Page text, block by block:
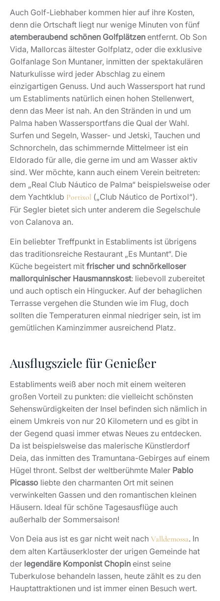
Auch Golf-Liebhaber kommen hier auf ihre Kosten,
denn die Ortschaft liegt nur wenige Minuten von fünf
atemberaubend schönen Golfplätzen entfernt. Ob Son
Vida, Mallorcas ältester Golfplatz, oder die exklusive
Golfanlage Son Muntaner, inmitten der spektakulären
Naturkulisse wird jeder Abschlag zu einem
einzigartigen Genuss. Und auch Wassersport hat rund
um Establiments natürlich einen hohen Stellenwert,
denn das Meer ist nah. An den Stränden in und um
Palma haben Wassersportfans die Qual der Wahl.
Surfen und Segeln, Wasser- und Jetski, Tauchen und
Schnorcheln, das schimmernde Mittelmeer ist ein
Eldorado für alle, die gerne im und am Wasser aktiv
sind. Wer möchte, kann auch einem Verein beitreten:
dem „Real Club Náutico de Palma“ beispielsweise oder
dem Yachtklub Portixol („Club Náutico de Portixol“).
Für Segler bietet sich unter anderem die Segelschule
von Calanova an.
Ein beliebter Treffpunkt in Establiments ist übrigens
das traditionsreiche Restaurant „Es Muntant“. Die
Küche begeistert mit frischer und schnörkelloser
mallorquinischer Hausmannskost: liebevoll zubereitet
und auch optisch ein Hingucker. Auf der behaglichen
Terrasse vergehen die Stunden wie im Flug, doch
sollten die Temperaturen einmal niedriger sein, ist im
gemütlichen Kaminzimmer ausreichend Platz.
Ausflugsziele für Genießer
Establiments weiß aber noch mit einem weiteren
großen Vorteil zu punkten: die vielleicht schönsten
Sehenswürdigkeiten der Insel befinden sich nämlich in
einem Umkreis von nur 20 Kilometern und es gibt in
der Gegend quasi immer etwas Neues zu entdecken.
Da ist beispielsweise das malerische Künstlerdorf
Deia, das inmitten des Tramuntana-Gebirges auf einem
Hügel thront. Selbst der weltberühmte Maler Pablo
Picasso liebte den charmanten Ort mit seinen
verwinkelten Gassen und den romantischen kleinen
Häusern. Ideal für schöne Tagesausflüge auch
außerhalb der Sommersaison!
Von Deia aus ist es gar nicht weit nach Valldemossa. In
dem alten Kartäuserkloster der urigen Gemeinde hat
der legendäre Komponist Chopin einst seine
Tuberkulose behandeln lassen, heute zählt es zu den
Hauptattraktionen und ist immer einen Besuch wert.